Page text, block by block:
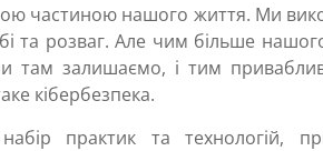
частиною нашого життя. Ми
та розваг. Але чим більше
там залишаємо, і тим
кібербезпека.
практик та технологій,